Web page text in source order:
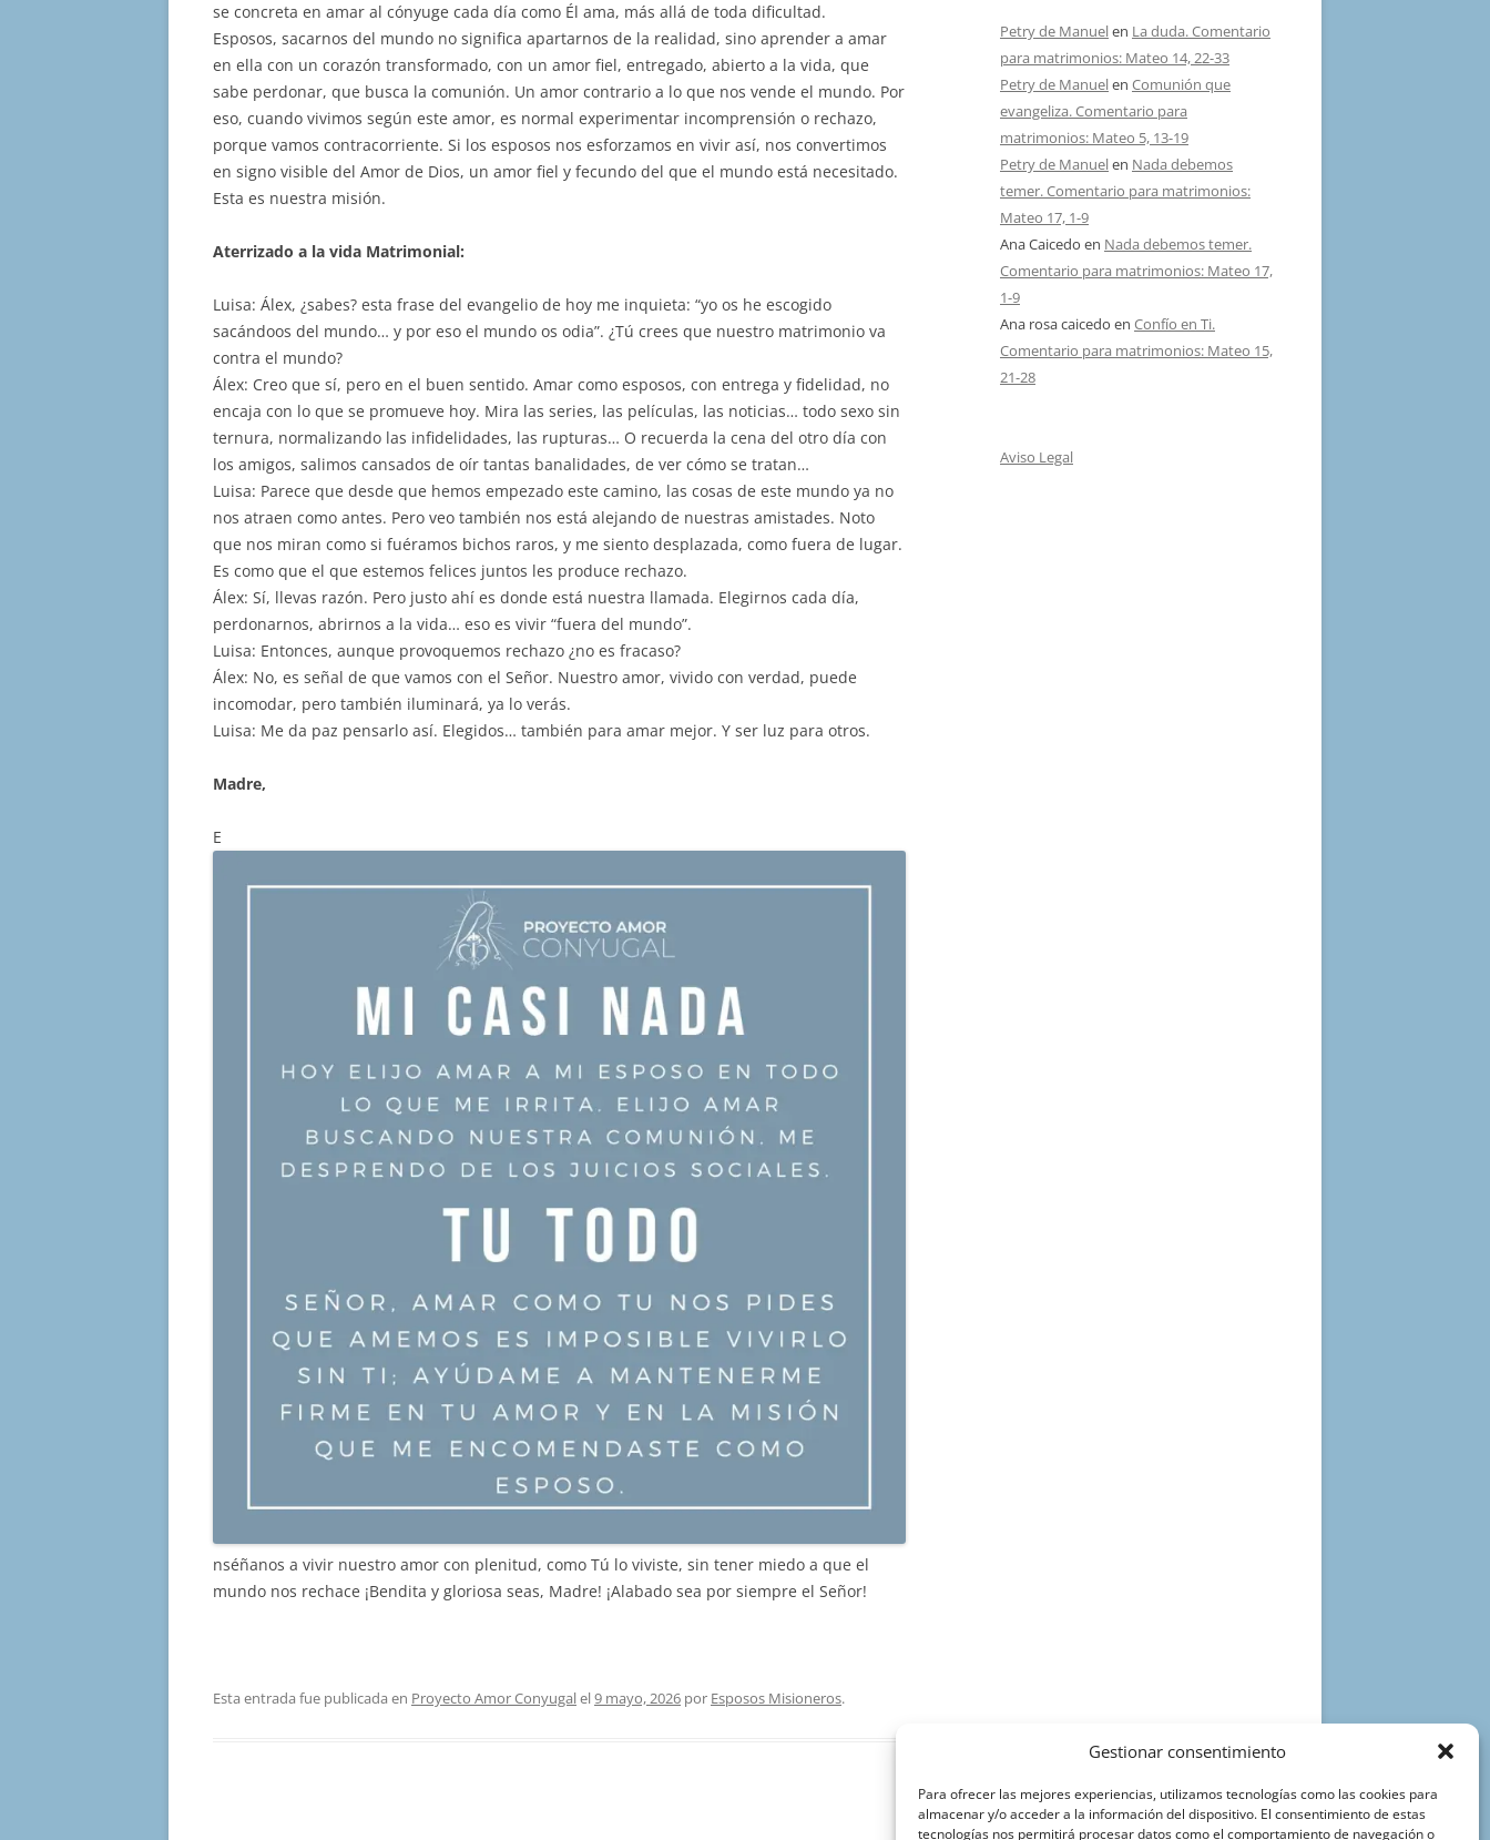
Gestionar consentimiento
Para ofrecer las mejores experiencias, utilizamos tecnologías como las cookies para
almacenar y/o acceder a la información del dispositivo. El consentimiento de estas
tecnologías nos permitirá procesar datos como el comportamiento de navegación o
se concreta en amar al cónyuge cada día como Él ama, más allá de toda dificultad.
Esposos, sacarnos del mundo no significa apartarnos de la realidad, sino aprender a amar
en ella con un corazón transformado, con un amor fiel, entregado, abierto a la vida, que
sabe perdonar, que busca la comunión. Un amor contrario a lo que nos vende el mundo. Por
eso, cuando vivimos según este amor, es normal experimentar incomprensión o rechazo,
porque vamos contracorriente. Si los esposos nos esforzamos en vivir así, nos convertimos
en signo visible del Amor de Dios, un amor fiel y fecundo del que el mundo está necesitado.
Esta es nuestra misión.
Aterrizado a la vida Matrimonial:
Luisa: Álex, ¿sabes? esta frase del evangelio de hoy me inquieta: “yo os he escogido
sacándoos del mundo… y por eso el mundo os odia”. ¿Tú crees que nuestro matrimonio va
contra el mundo?
Álex: Creo que sí, pero en el buen sentido. Amar como esposos, con entrega y fidelidad, no
encaja con lo que se promueve hoy. Mira las series, las películas, las noticias… todo sexo sin
ternura, normalizando las infidelidades, las rupturas… O recuerda la cena del otro día con
los amigos, salimos cansados de oír tantas banalidades, de ver cómo se tratan…
Luisa: Parece que desde que hemos empezado este camino, las cosas de este mundo ya no
nos atraen como antes. Pero veo también nos está alejando de nuestras amistades. Noto
que nos miran como si fuéramos bichos raros, y me siento desplazada, como fuera de lugar.
Es como que el que estemos felices juntos les produce rechazo.
Álex: Sí, llevas razón. Pero justo ahí es donde está nuestra llamada. Elegirnos cada día,
perdonarnos, abrirnos a la vida… eso es vivir “fuera del mundo”.
Luisa: Entonces, aunque provoquemos rechazo ¿no es fracaso?
Álex: No, es señal de que vamos con el Señor. Nuestro amor, vivido con verdad, puede
incomodar, pero también iluminará, ya lo verás.
Luisa: Me da paz pensarlo así. Elegidos… también para amar mejor. Y ser luz para otros.
Madre,
E
nséñanos a vivir nuestro amor con plenitud, como Tú lo viviste, sin tener miedo a que el
mundo nos rechace ¡Bendita y gloriosa seas, Madre! ¡Alabado sea por siempre el Señor!
Esta entrada fue publicada en Proyecto Amor Conyugalel9 mayo, 2026 por Esposos Misioneros.
Petry de Manuelen La duda. Comentario
para matrimonios: Mateo 14, 22-33
Petry de Manuelen Comunión que
evangeliza. Comentario para
matrimonios: Mateo 5, 13-19
Petry de Manuelen Nada debemos
temer. Comentario para matrimonios:
Mateo 17, 1-9
Ana Caicedo en Nada debemos temer.
Comentario para matrimonios: Mateo 17,
1-9
Ana rosa caicedo en Confío en Ti.
Comentario para matrimonios: Mateo 15,
21-28
Aviso Legal